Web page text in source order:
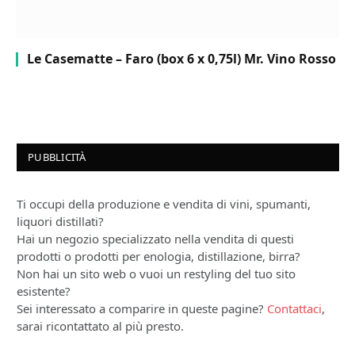
Le Casematte – Faro (box 6 x 0,75l) Mr. Vino Rosso
PUBBLICITÀ
Ti occupi della produzione e vendita di vini, spumanti,
liquori distillati?
Hai un negozio specializzato nella vendita di questi
prodotti o prodotti per enologia, distillazione, birra?
Non hai un sito web o vuoi un restyling del tuo sito
esistente?
Sei interessato a comparire in queste pagine? Contattaci,
sarai ricontattato al più presto.